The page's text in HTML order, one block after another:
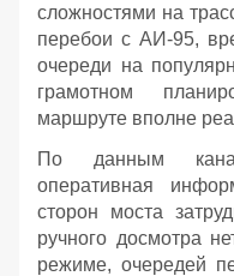
сложностями на
перебои с АИ‑95,
очереди на
грамотном
маршруте вполне
По данным
оперативная
сторон моста
ручного досмотра
режиме, очередей